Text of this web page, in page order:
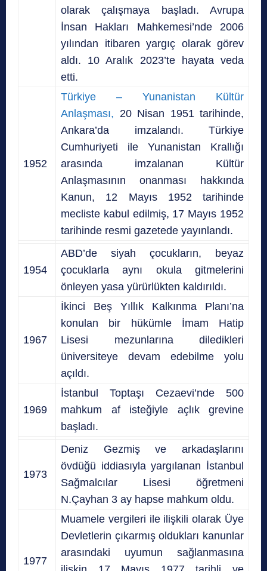
olarak çalışmaya başladı. Avrupa
İnsan Hakları Mahkemesi’nde 2006
yılından itibaren yargıç olarak görev
aldı. 10 Aralık 2023’te hayata veda
etti.
1952
Türkiye – Yunanistan Kültür
Anlaşması, 20 Nisan 1951 tarihinde,
Ankara’da imzalandı. Türkiye
Cumhuriyeti ile Yunanistan Krallığı
arasında imzalanan Kültür
Anlaşmasının onanması hakkında
Kanun, 12 Mayıs 1952 tarihinde
mecliste kabul edilmiş, 17 Mayıs 1952
tarihinde resmi gazetede yayınlandı.
1954
ABD’de siyah çocukların, beyaz
çocuklarla aynı okula gitmelerini
önleyen yasa yürürlükten kaldırıldı.
1967
İkinci Beş Yıllık Kalkınma Planı’na
konulan bir hükümle İmam Hatip
Lisesi mezunlarına diledikleri
üniversiteye devam edebilme yolu
açıldı.
1969
İstanbul Toptaşı Cezaevi’nde 500
mahkum af isteğiyle açlık grevine
başladı.
1973
Deniz Gezmiş ve arkadaşlarını
övdüğü iddiasıyla yargılanan İstanbul
Sağmalcılar Lisesi öğretmeni
N.Çayhan 3 ay hapse mahkum oldu.
1977
Muamele vergileri ile ilişkili olarak Üye
Devletlerin çıkarmış oldukları kanunlar
arasındaki uyumun sağlanmasına